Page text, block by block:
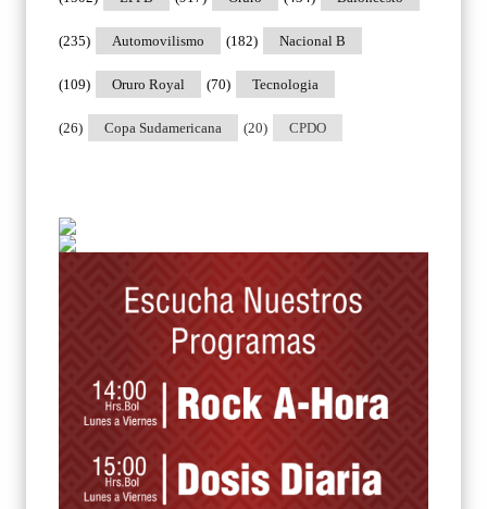
Automovilismo
(235) Nacional B
(182)
Oruro Royal
(109) Tecnologia
(70)
Copa Sudamericana
(26) CPDO
(20)